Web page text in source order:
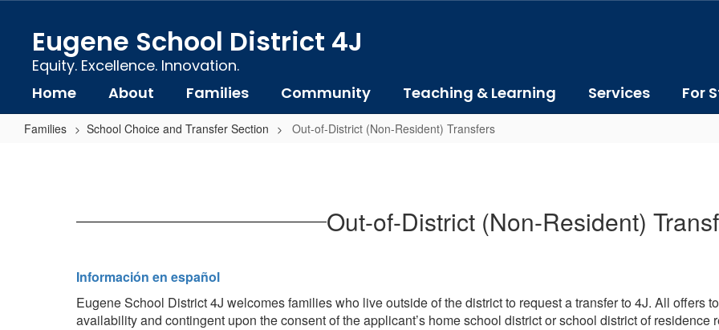
content
Eugene School District 4J
Equity. Excellence. Innovation.
Home
About Families Community Teaching & Learning Services For
Families School Choice and Transfer Section Out-of-District (Non-Resident) Transfers
Transfers
Out-of-District (Non-Resident)
Información en español
Eugene School District 4J welcomes families who live outside of the district to request a transfer to 4J. All offers
availability and contingent upon the consent of the applicant’s home school district or school district of residence